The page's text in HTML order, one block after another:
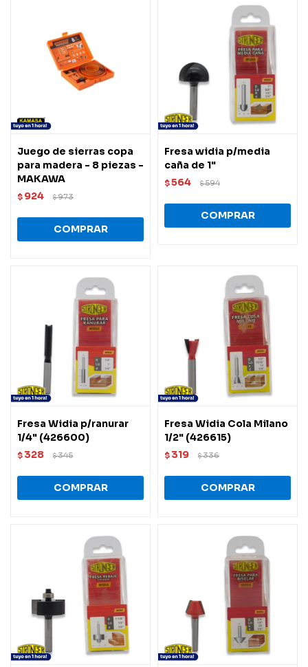
Juego de sierras copa
para madera - 8 piezas -
MAKAWA
$ 924 $973
Fresa widia p/media
caña de 1"
$564 $594
Fresa Widia p/ranurar
1/4" (426600)
$ 328 $345
Fresa Widia Cola Milano
1/2" (426615)
$ 319 $336